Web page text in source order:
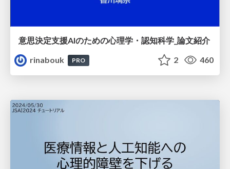
意思決定支援AIのための心理学・認知科学_論文紹介
rinabouk
PRO 2 460